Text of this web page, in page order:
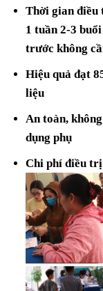
Thời gian điều
1 tuần 2-3
trước không
Hiệu quả đạt
liệu
An toàn,
dụng phụ
Chi phí điều